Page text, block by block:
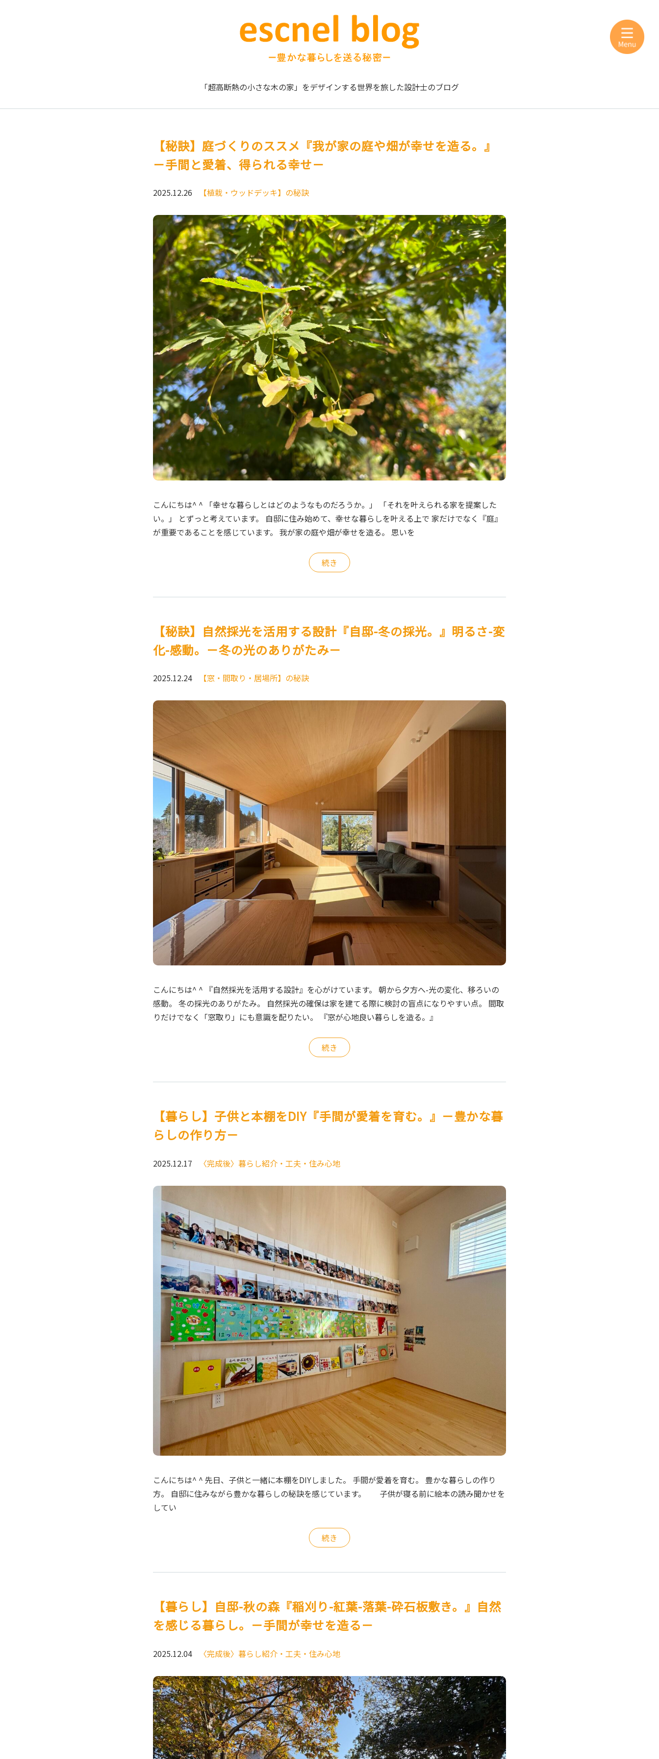
「超高断熱の小さな木の家」をデザインする世界を旅した設計士のブログ
【秘訣】庭づくりのススメ『我が家の庭や畑が幸せを造る。』
－手間と愛着、得られる幸せ－
2025.12.26 【植栽・ウッドデッキ】の秘訣
こんにちは^ ^ 「幸せな暮らしとはどのようなものだろうか。」 「それを叶えられる家を提案した
い。」 とずっと考えています。 自邸に住み始めて、幸せな暮らしを叶える上で 家だけでなく『庭』
が重要であることを感じています。 我が家の庭や畑が幸せを造る。 思いを
続き
【秘訣】自然採光を活用する設計『自邸-冬の採光。』明るさ-変
化-感動。－冬の光のありがたみ－
2025.12.24 【窓・間取り・居場所】の秘訣
こんにちは^ ^ 『自然採光を活用する設計』を心がけています。 朝から夕方へ-光の変化、移ろいの
感動。 冬の採光のありがたみ。 自然採光の確保は家を建てる際に検討の盲点になりやすい点。 間取
りだけでなく「窓取り」にも意識を配りたい。 『窓が心地良い暮らしを造る。』
続き
【暮らし】子供と本棚をDIY『手間が愛着を育む。』－豊かな暮
らしの作り方－
2025.12.17 〈完成後〉暮らし紹介・工夫・住み心地
こんにちは^ ^ 先日、子供と一緒に本棚をDIYしました。 手間が愛着を育む。 豊かな暮らしの作り
方。 自邸に住みながら豊かな暮らしの秘訣を感じています。 子供が寝る前に絵本の読み聞かせを
してい
続き
【暮らし】自邸-秋の森『稲刈り-紅葉-落葉-砕石板敷き。』自然
を感じる暮らし。－手間が幸せを造る－
2025.12.04 〈完成後〉暮らし紹介・工夫・住み心地